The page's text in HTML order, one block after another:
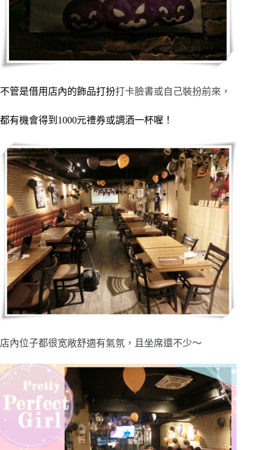
不管是借用店內的飾品打扮打卡臉書或自己裝扮前來，
都有機會得到1000元禮券或調酒一杯喔！
店內位子都很宽敞舒適有氣氛，且坐席還不少～